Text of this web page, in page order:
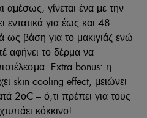
αμέσως, γίνεται ένα με την
εντατικά για έως και 48
ως βάση για το μακιγιάζ ενώ
αφήνει το δέρμα να
Extra bonus: η
skin cooling effect, μειώνει
2οC – ό,τι πρέπει για τους
κόκκινο!